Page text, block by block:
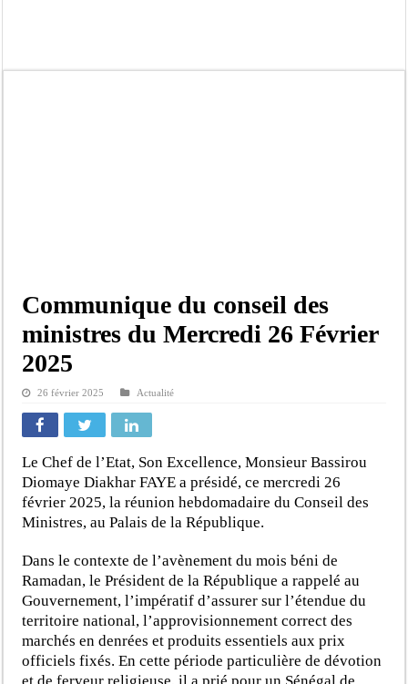
Communique du conseil des
ministres du Mercredi 26 Février
2025
26 février 2025 Actualité
Le Chef de l’Etat, Son Excellence, Monsieur Bassirou
Diomaye Diakhar FAYE a présidé, ce mercredi 26
février 2025, la réunion hebdomadaire du Conseil des
Ministres, au Palais de la République.
Dans le contexte de l’avènement du mois béni de
Ramadan, le Président de la République a rappelé au
Gouvernement, l’impératif d’assurer sur l’étendue du
territoire national, l’approvisionnement correct des
marchés en denrées et produits essentiels aux prix
officiels fixés. En cette période particulière de dévotion